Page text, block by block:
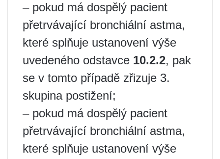
– pokud má dospělý pacient
přetrvávající bronchiální astma,
které splňuje ustanovení výše
uvedeného odstavce 10.2.2, pak
se v tomto případě zřizuje 3.
skupina postižení;
– pokud má dospělý pacient
přetrvávající bronchiální astma,
které splňuje ustanovení výše